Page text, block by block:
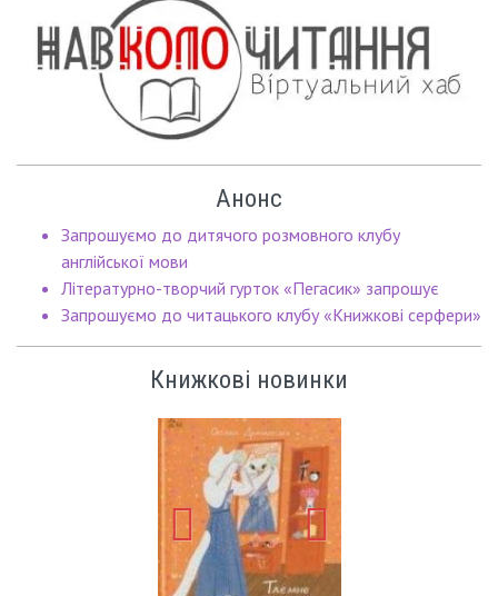
Анонс
Запрошуємо до дитячого розмовного клубу
англійської мови
Літературно-творчий гурток «Пегасик» запрошує
Запрошуємо до читацького клубу «Книжкові серфери»
Книжкові новинки